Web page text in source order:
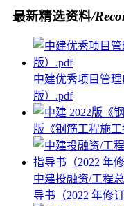
最新精选资料/
中建优秀项目管
版）.pdf
版《钢筋工程施
中建投融资/工程
导书（2022 年修